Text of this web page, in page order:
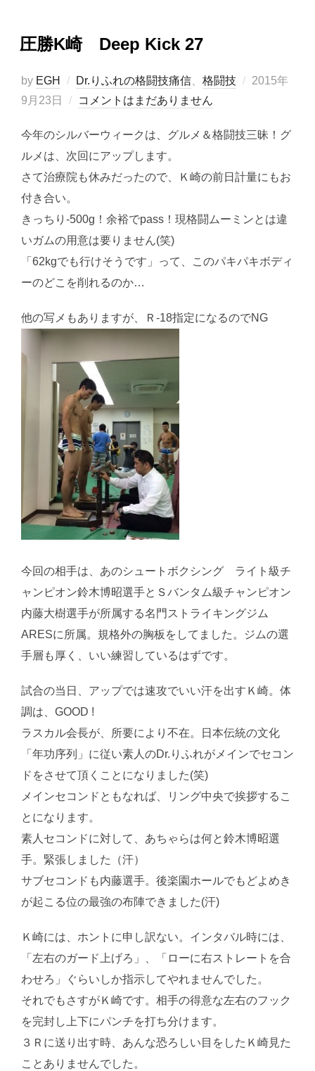
圧勝K崎 Deep Kick 27
by EGH Dr.りふれの格闘技痛信、 格闘技
投
2015年
9月23日
コメントはまだありません
今年のシルバーウィークは、グルメ＆格闘技三昧！グ
ルメは、次回にアップします。
さて治療院も休みだったので、Ｋ崎の前日計量にもお
付き合い。
きっちり-500g！余裕でpass！現格闘ムーミンとは違
いガムの用意は要りません(笑)
「62kgでも行けそうです」って、このパキパキボディ
ーのどこを削れるのか…
他の写メもありますが、Ｒ-18指定になるのでNG
今回の相手は、あのシュートボクシング ライト級チ
ャンピオン鈴木博昭選手とＳバンタム級チャンピオン
内藤大樹選手が所属する名門ストライキングジム
ARESに所属。規格外の胸板をしてました。ジムの選
手層も厚く、いい練習しているはずです。
試合の当日、アップでは速攻でいい汗を出すＫ崎。体
調は、GOOD !
ラスカル会長が、所要により不在。日本伝統の文化
「年功序列」に従い素人のDr.りふれがメインでセコン
ドをさせて頂くことになりました(笑)
メインセコンドともなれば、リング中央で挨拶するこ
とになります。
素人セコンドに対して、あちゃらは何と鈴木博昭選
手。緊張しました（汗）
サブセコンドも内藤選手。後楽園ホールでもどよめき
が起こる位の最強の布陣できました(汗)
Ｋ崎には、ホントに申し訳ない。インタバル時には、
「左右のガード上げろ」、「ローに右ストレートを合
わせろ」ぐらいしか指示してやれませんでした。
それでもさすがＫ崎です。相手の得意な左右のフック
を完封し上下にパンチを打ち分けます。
３Ｒに送り出す時、あんな恐ろしい目をしたＫ崎見た
ことありませんでした。